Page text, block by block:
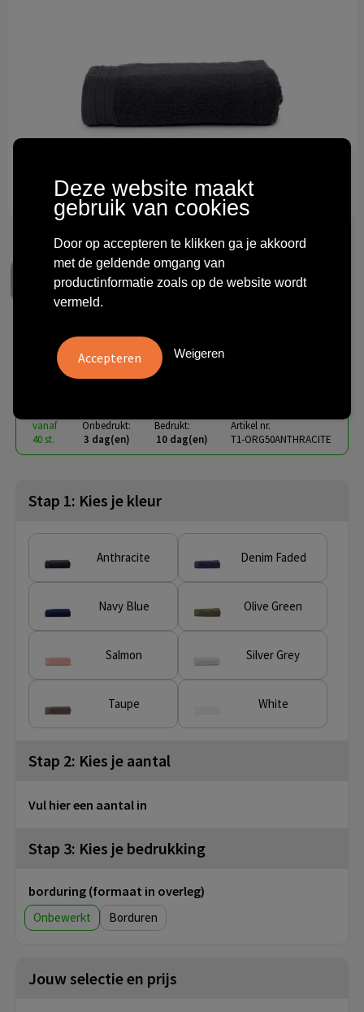
Organic Towel
vanafexcl. btw -
vanaf
40 st.
Onbedrukt:
3 dag(en)
Bedrukt:
10 dag(en)
Artikel nr.
T1-ORG50ANTHRACITE
Stap 1: Kies je kleur
Anthracite Denim Faded
Navy Blue Olive Green
Salmon Silver Grey
Taupe White
Stap 2: Kies je aantal
Vul hier een aantal in
Stap 3: Kies je bedrukking
borduring (formaat in overleg)
Onbewerkt Borduren
Jouw selectie en prijs
Deze website maakt
gebruik van cookies
Door op accepteren te klikken ga je akkoord
met de geldende omgang van
productinformatie zoals op de website wordt
vermeld.
Weigeren